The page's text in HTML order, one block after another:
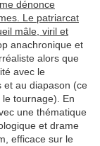
dénonce
Le patriarcat
mâle, viril et
anachronique et
alors que
avec le
et au diapason (ce
tournage). En
une thématique
et drame
efficace sur le